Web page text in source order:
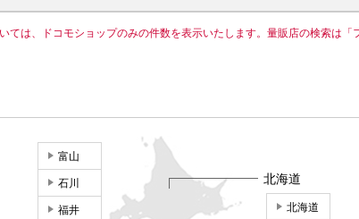
ては、ドコモショップのみの件数を表示いたします。量販店の検索は「
北海道
北海道
富山
石川
福井